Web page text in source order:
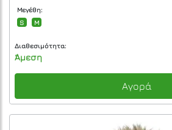
Μεγέθη:
S
M
Διαθεσιμότητα:
Άμεση
Αγορά